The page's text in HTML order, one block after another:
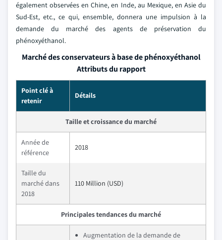
également observées en Chine, en Inde, au Mexique, en Asie du
Sud-Est, etc., ce qui, ensemble, donnera une impulsion à la
demande du marché des agents de préservation du
phénoxyéthanol.
Marché des conservateurs à base de phénoxyéthanol
Attributs du rapport
Point clé à
retenir
Détails
Taille et croissance du marché
Année de
référence
2018
Taille du
marché dans
2018
110 Million (USD)
Principales tendances du marché
Augmentation de la demande de